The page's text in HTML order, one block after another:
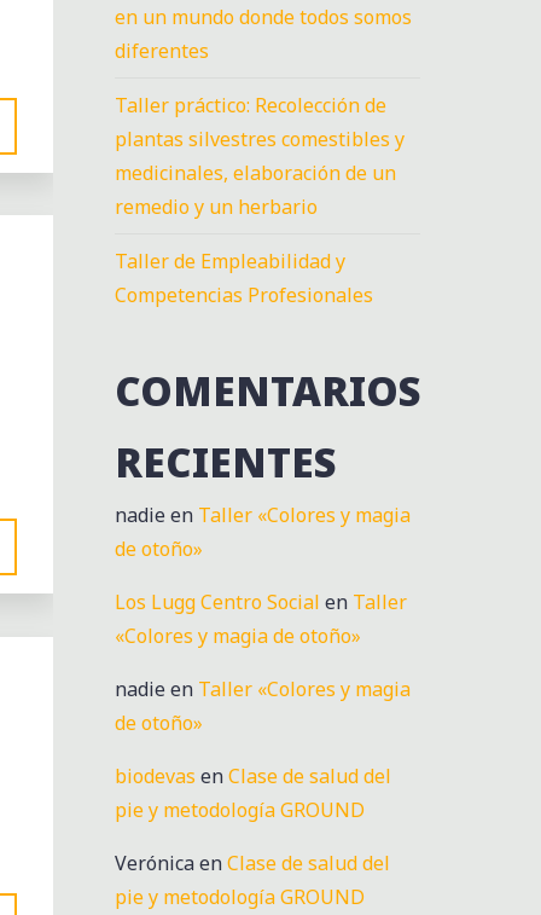
en un mundo donde todos somos
diferentes
Taller práctico: Recolección de
plantas silvestres comestibles y
medicinales, elaboración de un
remedio y un herbario
Taller de Empleabilidad y
Competencias Profesionales
COMENTARIOS
RECIENTES
nadie en Taller «Colores y magia
de otoño»
Los Lugg Centro Social en Taller
«Colores y magia de otoño»
nadie en Taller «Colores y magia
de otoño»
biodevas enClase de salud del
pie y metodología GROUND
VerónicaenClase de salud del
pie y metodología GROUND